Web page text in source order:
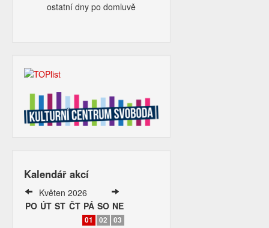
ostatní dny po domluvě
Kalendář akcí
Květen 2026
PO ÚT ST ČT PÁ SO NE
01 02
03